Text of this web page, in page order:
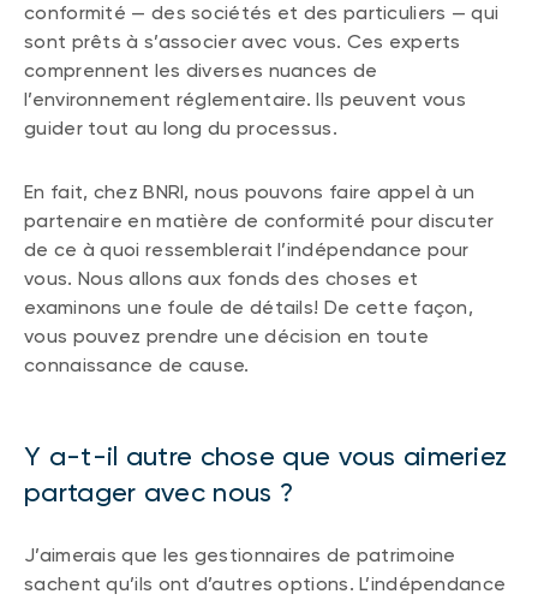
conformité — des sociétés et des particuliers — qui
sont prêts à s’associer avec vous. Ces experts
comprennent les diverses nuances de
l’environnement réglementaire. Ils peuvent vous
guider tout au long du processus.
En fait, chez BNRI, nous pouvons faire appel à un
partenaire en matière de conformité pour discuter
de ce à quoi ressemblerait l’indépendance pour
vous. Nous allons aux fonds des choses et
examinons une foule de détails! De cette façon,
vous pouvez prendre une décision en toute
connaissance de cause.
Y a-t-il autre chose que vous aimeriez
partager avec nous ?
J’aimerais que les gestionnaires de patrimoine
sachent qu’ils ont d’autres options. L’indépendance